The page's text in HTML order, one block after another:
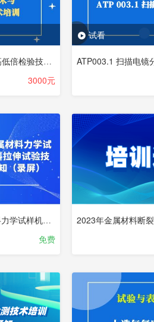
CSTM/NTC 2025年金相高低倍检验技术培训
3000元
试看
ATP003.1 扫描电镜
关于举办2023年“金属材料力学试样机械加工、金属材料拉伸试验技术”技术培训班的通知（录屏）
免费